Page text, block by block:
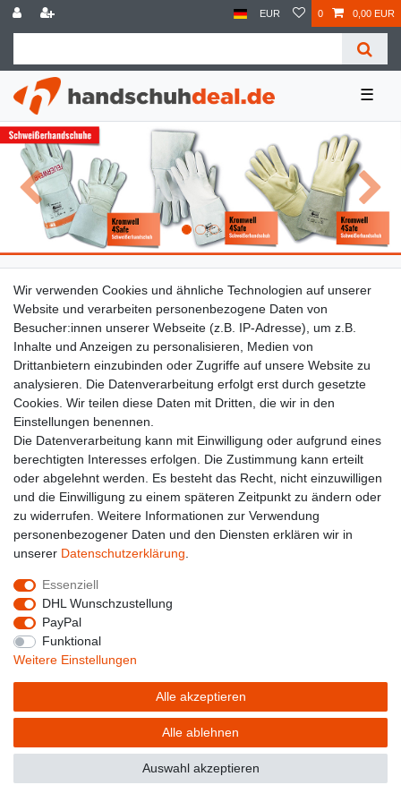
EUR 0 0,00 EUR
☰
Zurück
Lieferzeit etwa 1 bis 3 Werktage
Ab 89 € Kostenloser Versand
14 Tage Rückgaberecht
Widerrufs­recht Widerrufs­formular Impressum
Daten­schutz­erklärung
Wir verwenden Cookies und ähnliche Technologien auf unserer
Website und verarbeiten personenbezogene Daten von
Besucher:innen unserer Webseite (z.B. IP-Adresse), um z.B.
Inhalte und Anzeigen zu personalisieren, Medien von
Drittanbietern einzubinden oder Zugriffe auf unsere Website zu
analysieren. Die Datenverarbeitung erfolgt erst durch gesetzte
Cookies. Wir teilen diese Daten mit Dritten, die wir in den
Einstellungen benennen.
Die Datenverarbeitung kann mit Einwilligung oder aufgrund eines
berechtigten Interesses erfolgen. Die Zustimmung kann erteilt
oder abgelehnt werden. Es besteht das Recht, nicht einzuwilligen
und die Einwilligung zu einem späteren Zeitpunkt zu ändern oder
zu widerrufen. Weitere Informationen zur Verwendung
personenbezogener Daten und den Diensten erklären wir in
unserer Daten­schutz­erklärung
Essenziell
DHL Wunschzustellung
PayPal
Funktional
Weitere Einstellungen
Alle akzeptieren
Alle ablehnen
Auswahl akzeptieren